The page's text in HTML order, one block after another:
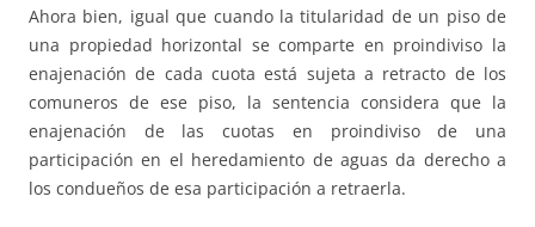
Ahora bien, igual que cuando la titularidad de un piso de
una propiedad horizontal se comparte en proindiviso la
enajenación de cada cuota está sujeta a retracto de los
comuneros de ese piso, la sentencia considera que la
enajenación de las cuotas en proindiviso de una
participación en el heredamiento de aguas da derecho a
los condueños de esa participación a retraerla.